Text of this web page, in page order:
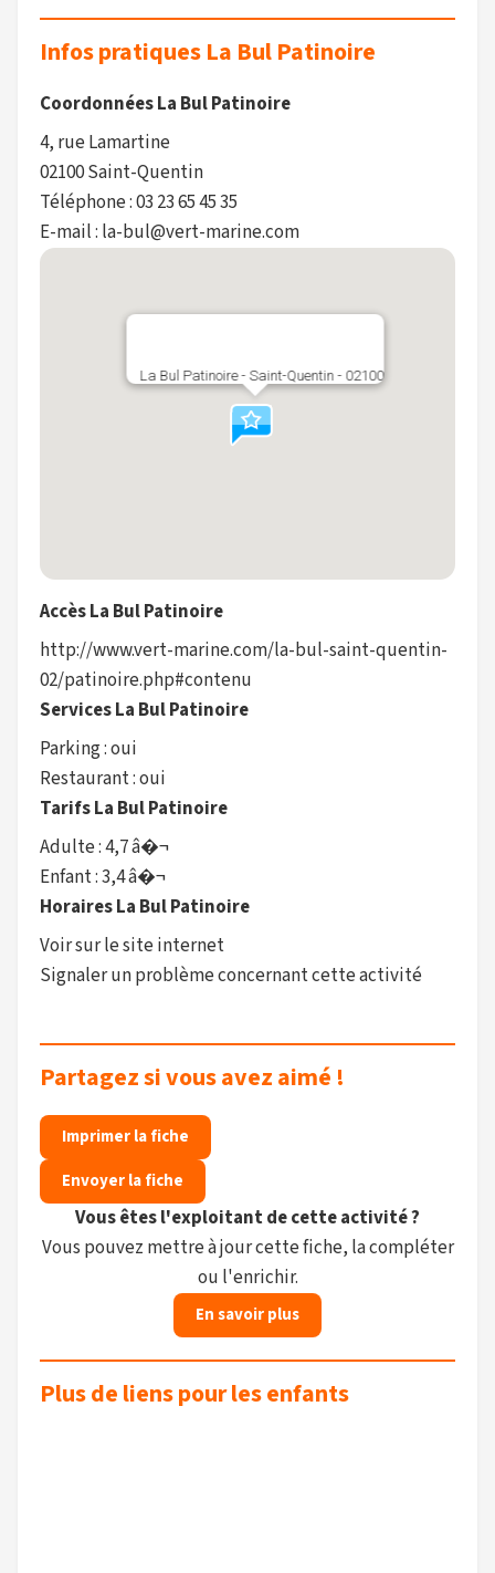
Infos pratiques La Bul Patinoire
Coordonnées La Bul Patinoire
4, rue Lamartine
02100 Saint-Quentin
Téléphone : 03 23 65 45 35
E-mail : la-bul@vert-marine.com
La Bul Patinoire - Saint-Quentin - 02100
Accès La Bul Patinoire
http://www.vert-marine.com/la-bul-saint-quentin-
02/patinoire.php#contenu
Services La Bul Patinoire
Parking : oui
Restaurant : oui
Tarifs La Bul Patinoire
Adulte : 4,7 â�¬
Enfant : 3,4 â�¬
Horaires La Bul Patinoire
Voir sur le site internet
Signaler un problème concernant cette activité
Partagez si vous avez aimé !
Imprimer la fiche
Envoyer la fiche
Vous êtes l'exploitant de cette activité ?
Vous pouvez mettre à jour cette fiche, la compléter
ou l'enrichir.
En savoir plus
Plus de liens pour les enfants